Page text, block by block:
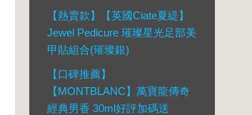
【熱賣款】【英國Ciate夏緹】
Jewel Pedicure 璀璨星光足部美
甲貼組合(璀璨銀)
【口碑推薦】
【MONTBLANC】萬寶龍傳奇
經典男香 30ml好評加碼送